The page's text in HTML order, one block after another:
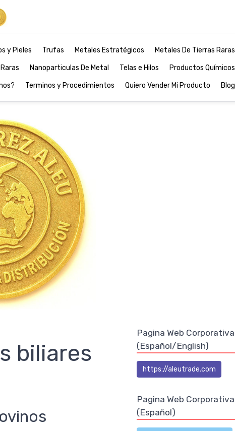
y Pieles Trufas Metales Estratégicos Metales De Tierras Raras
Nanoparticulas De Metal Telas e Hilos Productos Químicos
Terminos y Procedimientos Quiero Vender Mi Producto Blog
biliares
Pagina Web Corporativa
(Español/English)
https://aleutrade.com
Pagina Web Corporativa
(Español)